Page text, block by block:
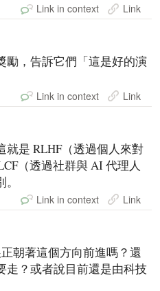
Link in context Link
勵，告訴它們「這是好的演
Link in context Link
就是 RLHF（透過個人來對
（透過社群與 AI 代理人
Link in context Link
朝著這個方向前進嗎？還
走？或者說目前還是由科技